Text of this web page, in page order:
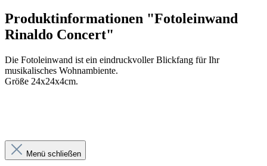
Produktinformationen "Fotoleinwand
Rinaldo Concert"
Die Fotoleinwand ist ein eindruckvoller Blickfang für Ihr
musikalisches Wohnambiente.
Größe 24x24x4cm.
Menü schließen